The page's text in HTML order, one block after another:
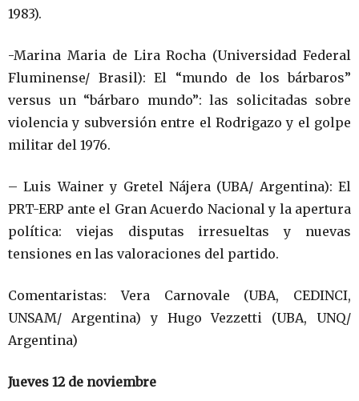
1983).
-Marina Maria de Lira Rocha (Universidad Federal
Fluminense/ Brasil): El “mundo de los bárbaros”
versus un “bárbaro mundo”: las solicitadas sobre
violencia y subversión entre el Rodrigazo y el golpe
militar del 1976.
– Luis Wainer y Gretel Nájera (UBA/ Argentina): El
PRT-ERP ante el Gran Acuerdo Nacional y la apertura
política: viejas disputas irresueltas y nuevas
tensiones en las valoraciones del partido.
Comentaristas: Vera Carnovale (UBA, CEDINCI,
UNSAM/ Argentina) y Hugo Vezzetti (UBA, UNQ/
Argentina)
Jueves 12 de noviembre